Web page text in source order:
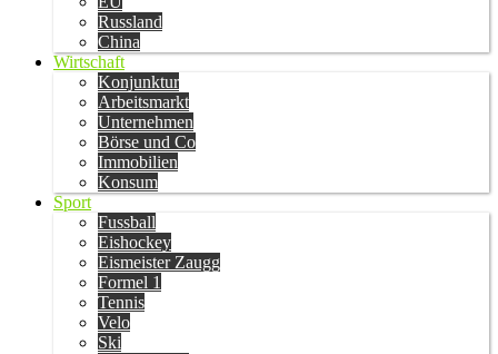
Russland
China
Wirtschaft
Konjunktur
Arbeitsmarkt
Unternehmen
Börse und Co
Immobilien
Konsum
Sport
Fussball
Eishockey
Eismeister Zaugg
Formel 1
Tennis
Velo
Ski